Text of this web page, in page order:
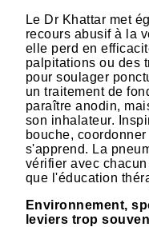
Le Dr Khattar met
recours abusif à la
elle perd en
palpitations ou des
pour soulager
un traitement de
paraître anodin,
son inhalateur.
bouche,
s'apprend. La
vérifier avec
que l'éducation
Environnement,
leviers trop